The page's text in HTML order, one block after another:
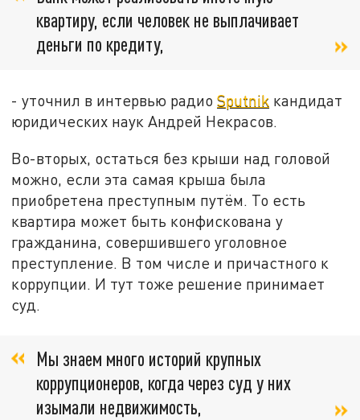
квартиру, если человек не выплачивает
деньги по кредиту,
- уточнил в интервью радиоSputnik кандидат
юридических наук Андрей Некрасов.
Во-вторых, остаться без крыши над головой
можно, если эта самая крыша была
приобретена преступным путём. То есть
квартира может быть конфискована у
гражданина, совершившего уголовное
преступление. В том числе и причастного к
коррупции. И тут тоже решение принимает
суд.
Мы знаем много историй крупных
коррупционеров, когда через суд у них
изымали недвижимость,